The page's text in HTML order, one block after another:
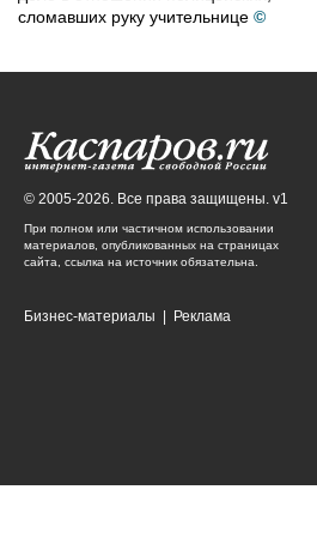
сломавших руку учительнице ©
© 2005-2026. Все права защищены. v1
При полном или частичном использовании
материалов, опубликованных на страницах
сайта, ссылка на источник обязательна.
Бизнес-материалы Реклама